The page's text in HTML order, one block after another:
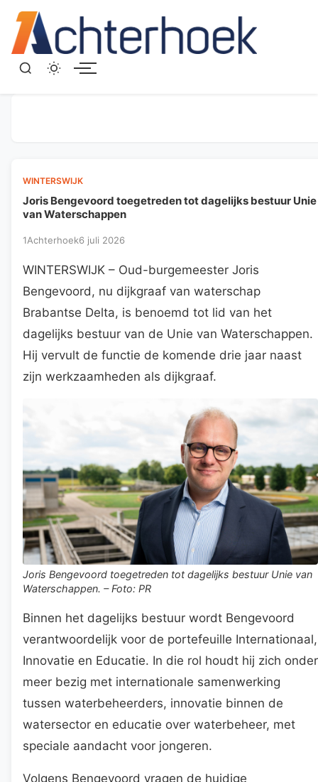
WINTERSWIJK
Joris Bengevoord toegetreden tot dagelijks bestuur Unie
van Waterschappen
1Achterhoek6 juli 2026
WINTERSWIJK – Oud-burgemeester Joris
Bengevoord, nu dijkgraaf van waterschap
Brabantse Delta, is benoemd tot lid van het
dagelijks bestuur van de Unie van Waterschappen.
Hij vervult de functie de komende drie jaar naast
zijn werkzaamheden als dijkgraaf.
Joris Bengevoord toegetreden tot dagelijks bestuur Unie van
Waterschappen. – Foto: PR
Binnen het dagelijks bestuur wordt Bengevoord
verantwoordelijk voor de portefeuille Internationaal,
Innovatie en Educatie. In die rol houdt hij zich onder
meer bezig met internationale samenwerking
tussen waterbeheerders, innovatie binnen de
watersector en educatie over waterbeheer, met
speciale aandacht voor jongeren.
Volgens Bengevoord vragen de huidige